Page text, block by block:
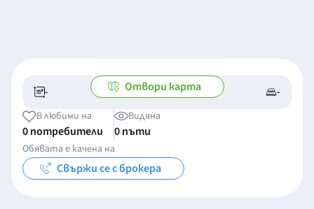
- -/- -
Отвори карта
В любими на
0 потребители
Видяна
0 пъти
Обявата е качена на
Свържи се с брокера